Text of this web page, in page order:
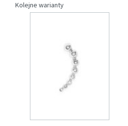
Kolejne warianty